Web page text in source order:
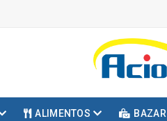
ALIMENTOS BAZAR